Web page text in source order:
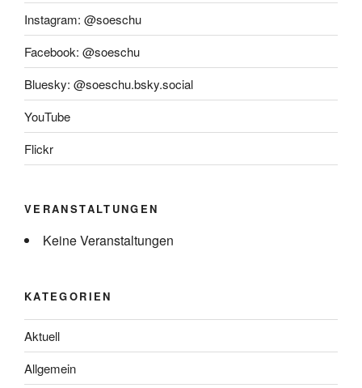
Instagram: @soeschu
Facebook: @soeschu
Bluesky: @soeschu.bsky.social
YouTube
Flickr
VERANSTALTUNGEN
Keine Veranstaltungen
KATEGORIEN
Aktuell
Allgemein